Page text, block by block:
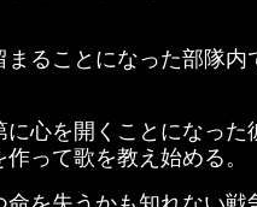
ることになった部隊
心を開くことになっ
って歌を教え始める。